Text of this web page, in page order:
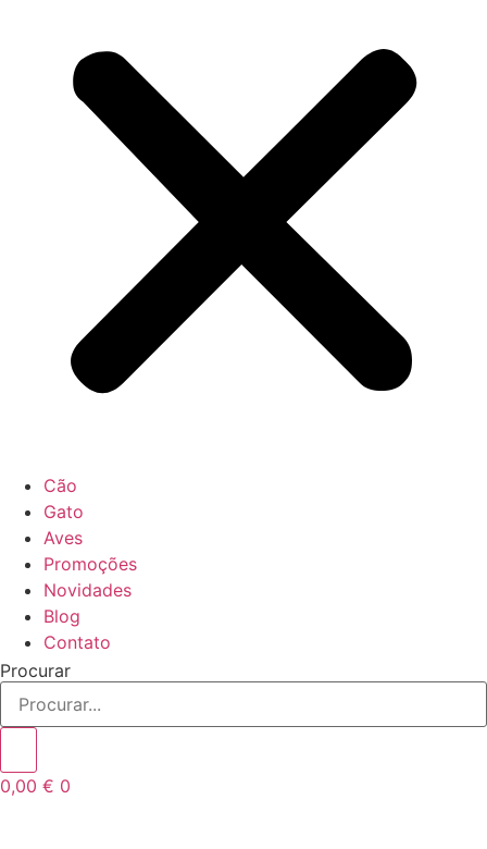
Cão
Gato
Aves
Promoções
Novidades
Blog
Contato
Procurar
0,00 € 0